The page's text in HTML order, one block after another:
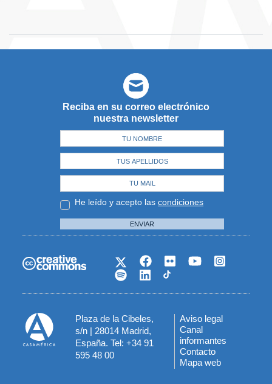
Reciba en su correo electrónico
nuestra newsletter
He leído y acepto las condiciones
ENVIAR
Plaza de la Cibeles,
s/n | 28014 Madrid,
España. Tel: +34 91
595 48 00
Menú
del
pie
Aviso legal
Canal
informantes
Contacto
Mapa web